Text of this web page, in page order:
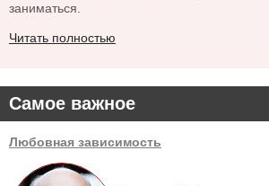
Самое важное
Любовная зависимость
заниматься.
Читать полностью